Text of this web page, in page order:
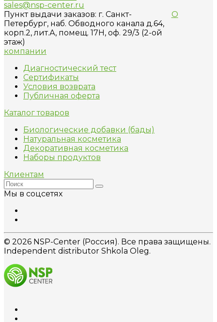
sales@nsp-center.ru
Пункт выдачи заказов: г. Санкт-
Петербург, наб. Обводного канала д.64,
корп.2, лит.А, помещ. 17H, оф. 29/3 (2-ой
этаж)
О
компании
Диагностический тест
Сертификаты
Условия возврата
Публичная оферта
Каталог товаров
Биологические добавки (бады)
Натуральная косметика
Декоративная косметика
Наборы продуктов
Клиентам
Мы в соцсетях
© 2026 NSP-Center (Россия). Все права защищены.
Independent distributor Shkola Oleg.